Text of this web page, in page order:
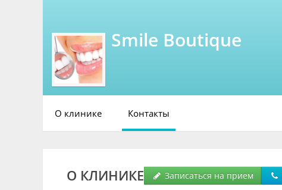
Smile Boutique
О клинике Контакты
О КЛИНИКЕ Записаться на прием